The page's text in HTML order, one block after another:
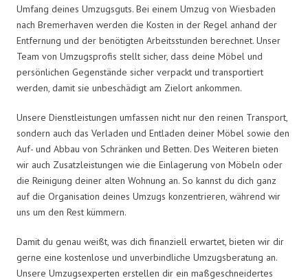
Umfang deines Umzugsguts. Bei einem Umzug von Wiesbaden
nach Bremerhaven werden die Kosten in der Regel anhand der
Entfernung und der benötigten Arbeitsstunden berechnet. Unser
Team von Umzugsprofis stellt sicher, dass deine Möbel und
persönlichen Gegenstände sicher verpackt und transportiert
werden, damit sie unbeschädigt am Zielort ankommen.
Unsere Dienstleistungen umfassen nicht nur den reinen Transport,
sondern auch das Verladen und Entladen deiner Möbel sowie den
Auf- und Abbau von Schränken und Betten. Des Weiteren bieten
wir auch Zusatzleistungen wie die Einlagerung von Möbeln oder
die Reinigung deiner alten Wohnung an. So kannst du dich ganz
auf die Organisation deines Umzugs konzentrieren, während wir
uns um den Rest kümmern.
Damit du genau weißt, was dich finanziell erwartet, bieten wir dir
gerne eine kostenlose und unverbindliche Umzugsberatung an.
Unsere Umzugsexperten erstellen dir ein maßgeschneidertes